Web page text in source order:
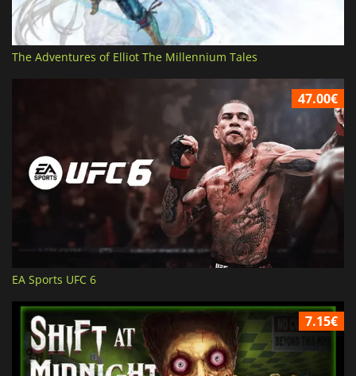
The Adventures of Elliot The Millennium Tales
47.00€
EA Sports UFC 6
7.15€